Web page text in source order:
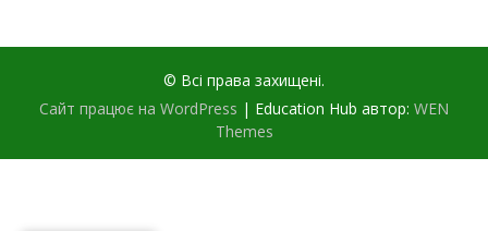
© Всі права захищені.
Сайт працює на WordPress | Education Hub автор: WEN
Themes